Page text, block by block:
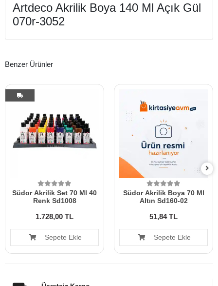
Artdeco Akrilik Boya 140 Ml Açık Gül
070r-3052
Benzer Ürünler
Südor Akrilik Set 70 Ml 40
Renk Sd1008
1.728,00 TL
Sepete Ekle
Südor Akrilik Boya 70 Ml
Altın Sd160-02
51,84 TL
Sepete Ekle